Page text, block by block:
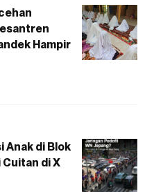
Hampir
Anak di Blok
Cuitan di X